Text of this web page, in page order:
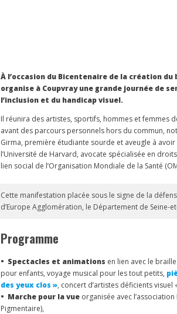
À l’occasion du Bicentenaire de la création du
organise à Coupvray une grande journée de
l’inclusion et du handicap visuel.
Il réunira des artistes, sportifs, hommes et femmes
avant des parcours personnels hors du commun,
Girma, première étudiante sourde et aveugle à
l’Université de Harvard, avocate spécialisée en
lien social de l’Organisation Mondiale de la Santé
Cette manifestation placée sous le signe de la
d’Europe Agglomération, le Département de Seine-
Programme
• Spectacles et animations en lien avec le
pour enfants, voyage musical pour les tout petits,
des yeux clos », concert d’artistes déficients visuel
• Marche pour la vueorganisée avec l’association
Pigmentaire),